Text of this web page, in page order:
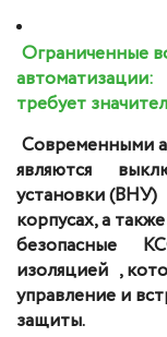
Ограниченные
автоматизации:
требует
Современными
являются
установки (ВНУ)
корпусах, а
безопасные
изоляцией ,
управление и
защиты.